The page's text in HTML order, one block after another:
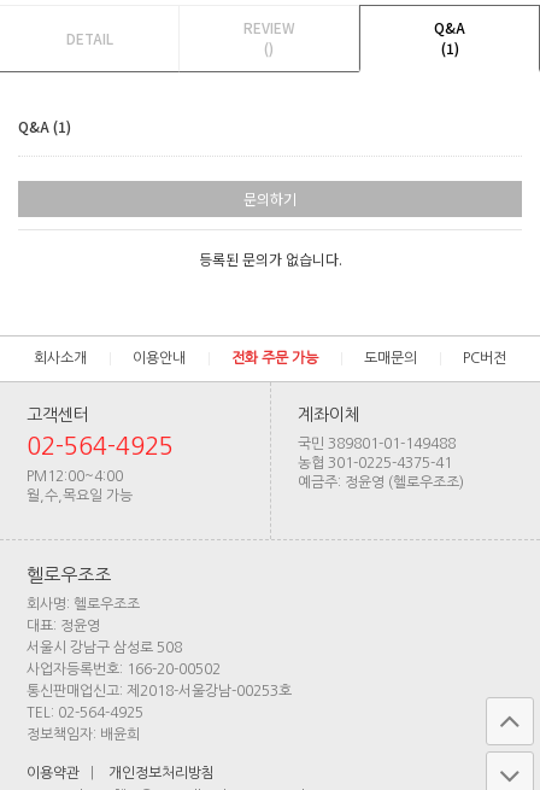
DETAIL
REVIEW
()
Q&A
(1)
Q&A (1)
문의하기
등록된 문의가 없습니다.
회사소개 이용안내 전화 주문 가능 도매문의 PC버전
고객센터
02-564-4925
PM12:00~4:00
월,수,목요일 가능
계좌이체
국민 389801-01-149488
농협 301-0225-4375-41
예금주: 정윤영 (헬로우조조)
헬로우조조
회사명: 헬로우조조
대표: 정윤영
서울시 강남구 삼성로 508
사업자등록번호: 166-20-00502
통신판매업신고: 제2018-서울강남-00253호
TEL: 02-564-4925
정보책임자: 배윤희
이용약관
개인정보처리방침